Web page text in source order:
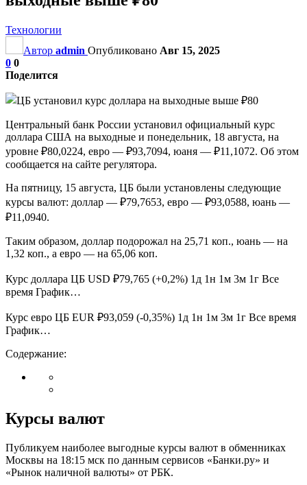
Технологии
Автор admin Опубликовано Авг 15, 2025
0 0
Поделится
Центральный банк России установил официальный курс
доллара США на выходные и понедельник, 18 августа, на
уровне ₽80,0224, евро — ₽93,7094, юаня — ₽11,1072. Об этом
сообщается на сайте регулятора.
На пятницу, 15 августа, ЦБ были установлены следующие
курсы валют: доллар — ₽79,7653, евро — ₽93,0588, юань —
₽11,0940.
Таким образом, доллар подорожал на 25,71 коп., юань — на
1,32 коп., а евро — на 65,06 коп.
Курс доллара ЦБ USD ₽79,765 (+0,2%) 1д 1н 1м 3м 1г Все
время График…
Курс евро ЦБ EUR ₽93,059 (-0,35%) 1д 1н 1м 3м 1г Все время
График…
Содержание:
Курсы валют
Публикуем наиболее выгодные курсы валют в обменниках
Москвы на 18:15 мск по данным сервисов «Банки.ру» и
«Рынок наличной валюты» от РБК.